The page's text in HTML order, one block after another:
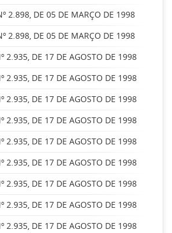
2.898, DE 05 DE MARÇO DE 1998
2.898, DE 05 DE MARÇO DE 1998
2.935, DE 17 DE AGOSTO DE 1998
2.935, DE 17 DE AGOSTO DE 1998
2.935, DE 17 DE AGOSTO DE 1998
2.935, DE 17 DE AGOSTO DE 1998
2.935, DE 17 DE AGOSTO DE 1998
2.935, DE 17 DE AGOSTO DE 1998
2.935, DE 17 DE AGOSTO DE 1998
2.935, DE 17 DE AGOSTO DE 1998
2.935, DE 17 DE AGOSTO DE 1998